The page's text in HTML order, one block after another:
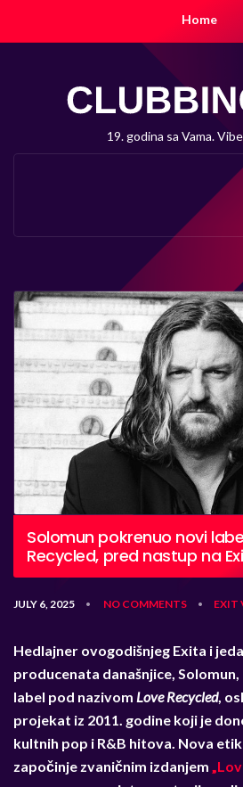
Home
19. godina sa Vama.
Solomun pokrenuo novi
Recycled, pred nastup na
JULY 6, 2025 • NO COMMENTS • EXIT
Hedlajner ovogodišnjeg Exita i
producenata današnjice,
label pod nazivom Love Recycled,
projekat iz 2011. godine koji je
kultnih pop i R&B hitova. Nova
započinje zvaničnim izdanjem